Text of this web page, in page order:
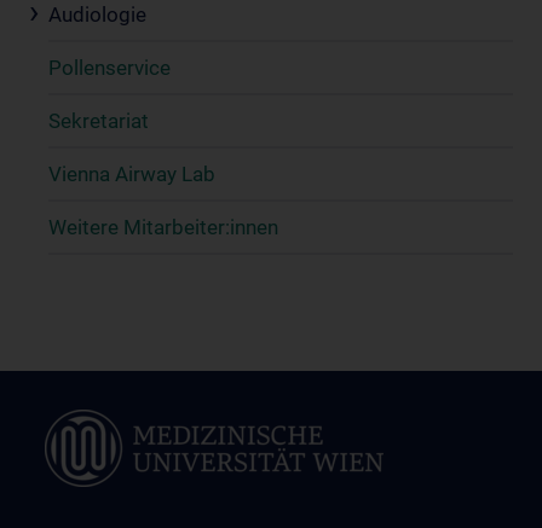
Audiologie
Pollenservice
Sekretariat
Vienna Airway Lab
Weitere Mitarbeiter:innen